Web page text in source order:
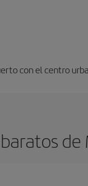
con el centro